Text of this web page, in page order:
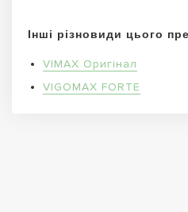
Інші різновиди цього
VIMAX Оригінал
VIGOMAX FORTE